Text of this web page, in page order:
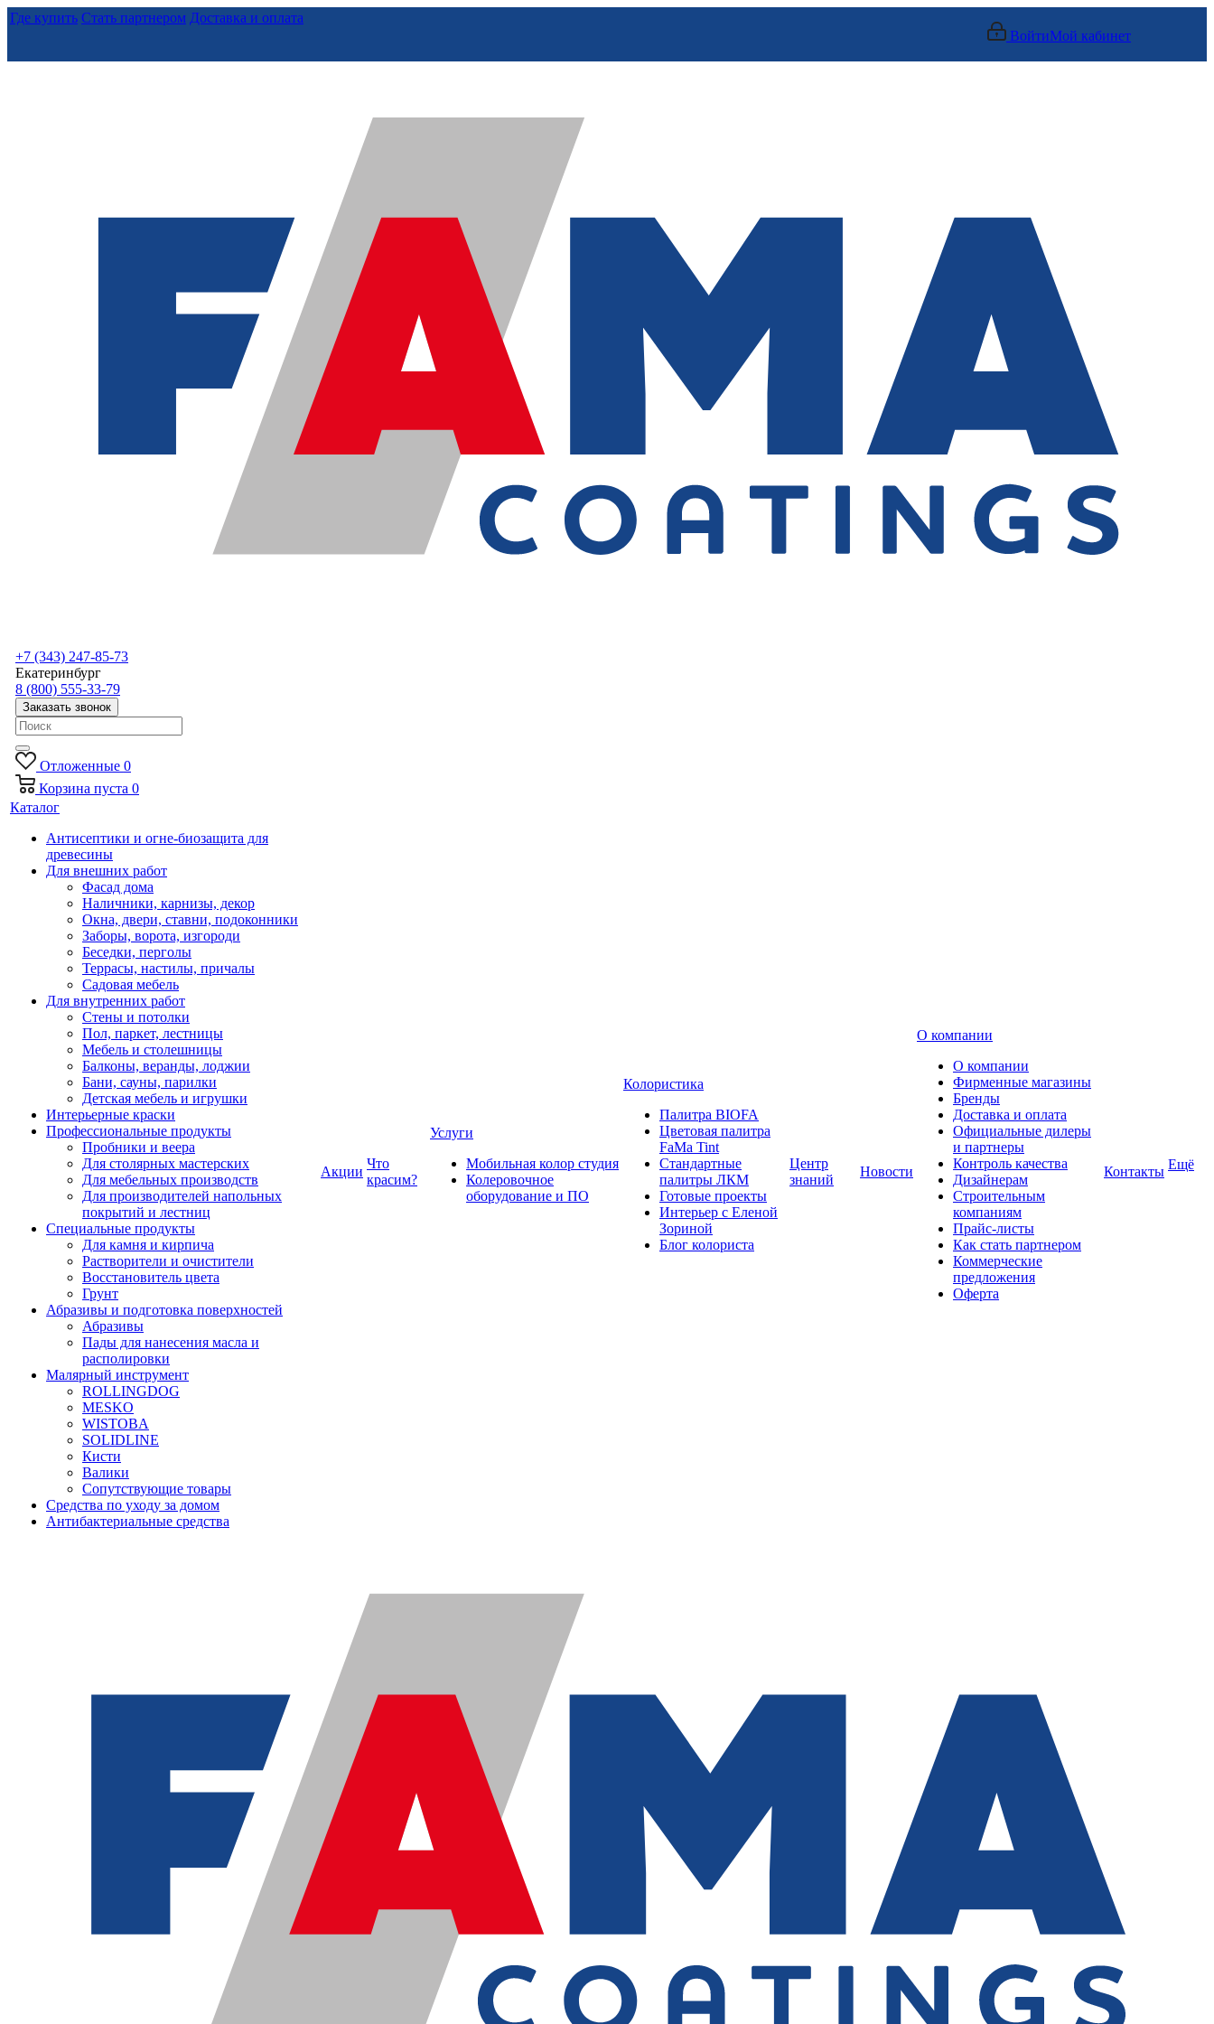
Где купить Стать партнером Доставка и оплата
ВойтиМой кабинет
+7 (343) 247-85-73
Екатеринбург
8 (800) 555-33-79
Заказать звонок
Отложенные 0
Корзина пуста 0
Каталог
Антисептики и огне-биозащита для
древесины
Для внешних работ
Фасад дома
Наличники, карнизы, декор
Окна, двери, ставни, подоконники
Заборы, ворота, изгороди
Беседки, перголы
Террасы, настилы, причалы
Садовая мебель
Для внутренних работ
Стены и потолки
Пол, паркет, лестницы
Мебель и столешницы
Балконы, веранды, лоджии
Бани, сауны, парилки
Детская мебель и игрушки
Интерьерные краски
Профессиональные продукты
Пробники и веера
Для столярных мастерских
Для мебельных производств
Для производителей напольных
покрытий и лестниц
Специальные продукты
Для камня и кирпича
Растворители и очистители
Восстановитель цвета
Грунт
Абразивы и подготовка поверхностей
Абразивы
Пады для нанесения масла и
располировки
Малярный инструмент
ROLLINGDOG
MESKO
WISTOBA
SOLIDLINE
Кисти
Валики
Сопутствующие товары
Средства по уходу за домом
Антибактериальные средства
Акции
Что
красим?
Услуги
Мобильная колор студия
Колеровочное
оборудование и ПО
Колористика
Палитра BIOFA
Цветовая палитра
FaMa Tint
Стандартные
палитры ЛКМ
Готовые проекты
Интерьер с Еленой
Зориной
Блог колориста
Центр
знаний
Новости
О компании
О компании
Фирменные магазины
Бренды
Доставка и оплата
Официальные дилеры
и партнеры
Контроль качества
Дизайнерам
Строительным
компаниям
Прайс-листы
Как стать партнером
Коммерческие
предложения
Оферта
Контакты Ещё